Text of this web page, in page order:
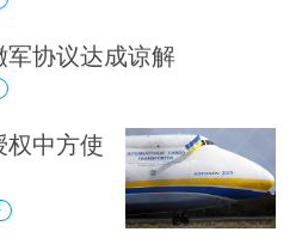
协议达成谅解
权中方使